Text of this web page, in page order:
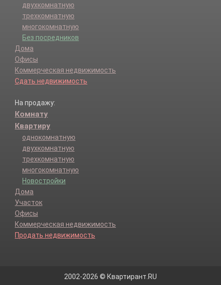
двухкомнатную
трехкомнатную
многокомнатную
Без посредников
Дома
Офисы
Коммерческая недвижимость
Сдать недвижимость
На продажу:
Комнату
Квартиру
однокомнатную
двухкомнатную
трехкомнатную
многокомнатную
Новостройки
Дома
Участок
Офисы
Коммерческая недвижимость
Продать недвижимость
2002-2026 © Квартирант.RU